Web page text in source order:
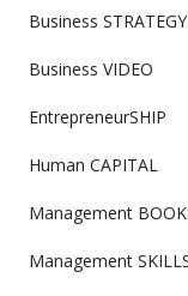
Business STRATEGY
Business VIDEO
EntrepreneurSHIP
Human CAPITAL
Management
Management